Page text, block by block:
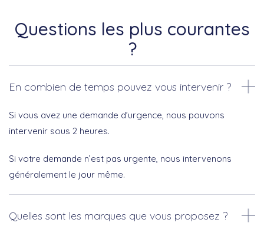
Questions les plus courantes
?
En combien de temps pouvez vous intervenir ?
Si vous avez une demande d’urgence, nous pouvons
intervenir sous 2 heures.
Si votre demande n’est pas urgente, nous intervenons
généralement le jour même.
Quelles sont les marques que vous proposez ?